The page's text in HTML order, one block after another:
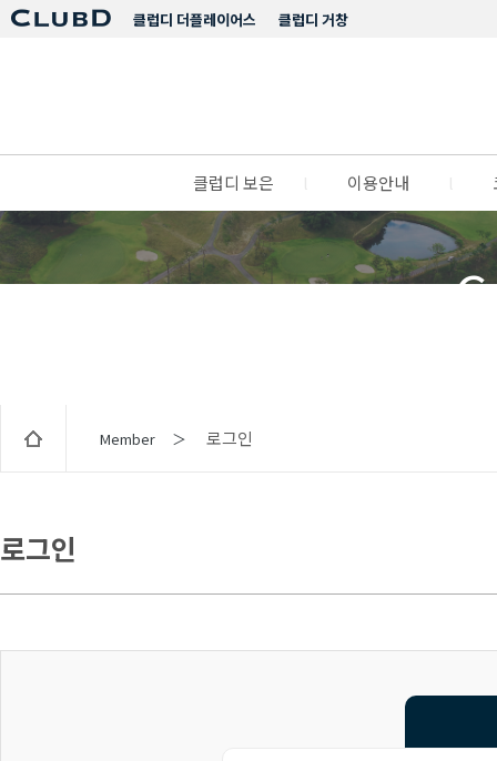
클럽디 거창
클럽디 더플레이어스
클럽디 보은 이용안내
Member ＞ 로그인
로그인